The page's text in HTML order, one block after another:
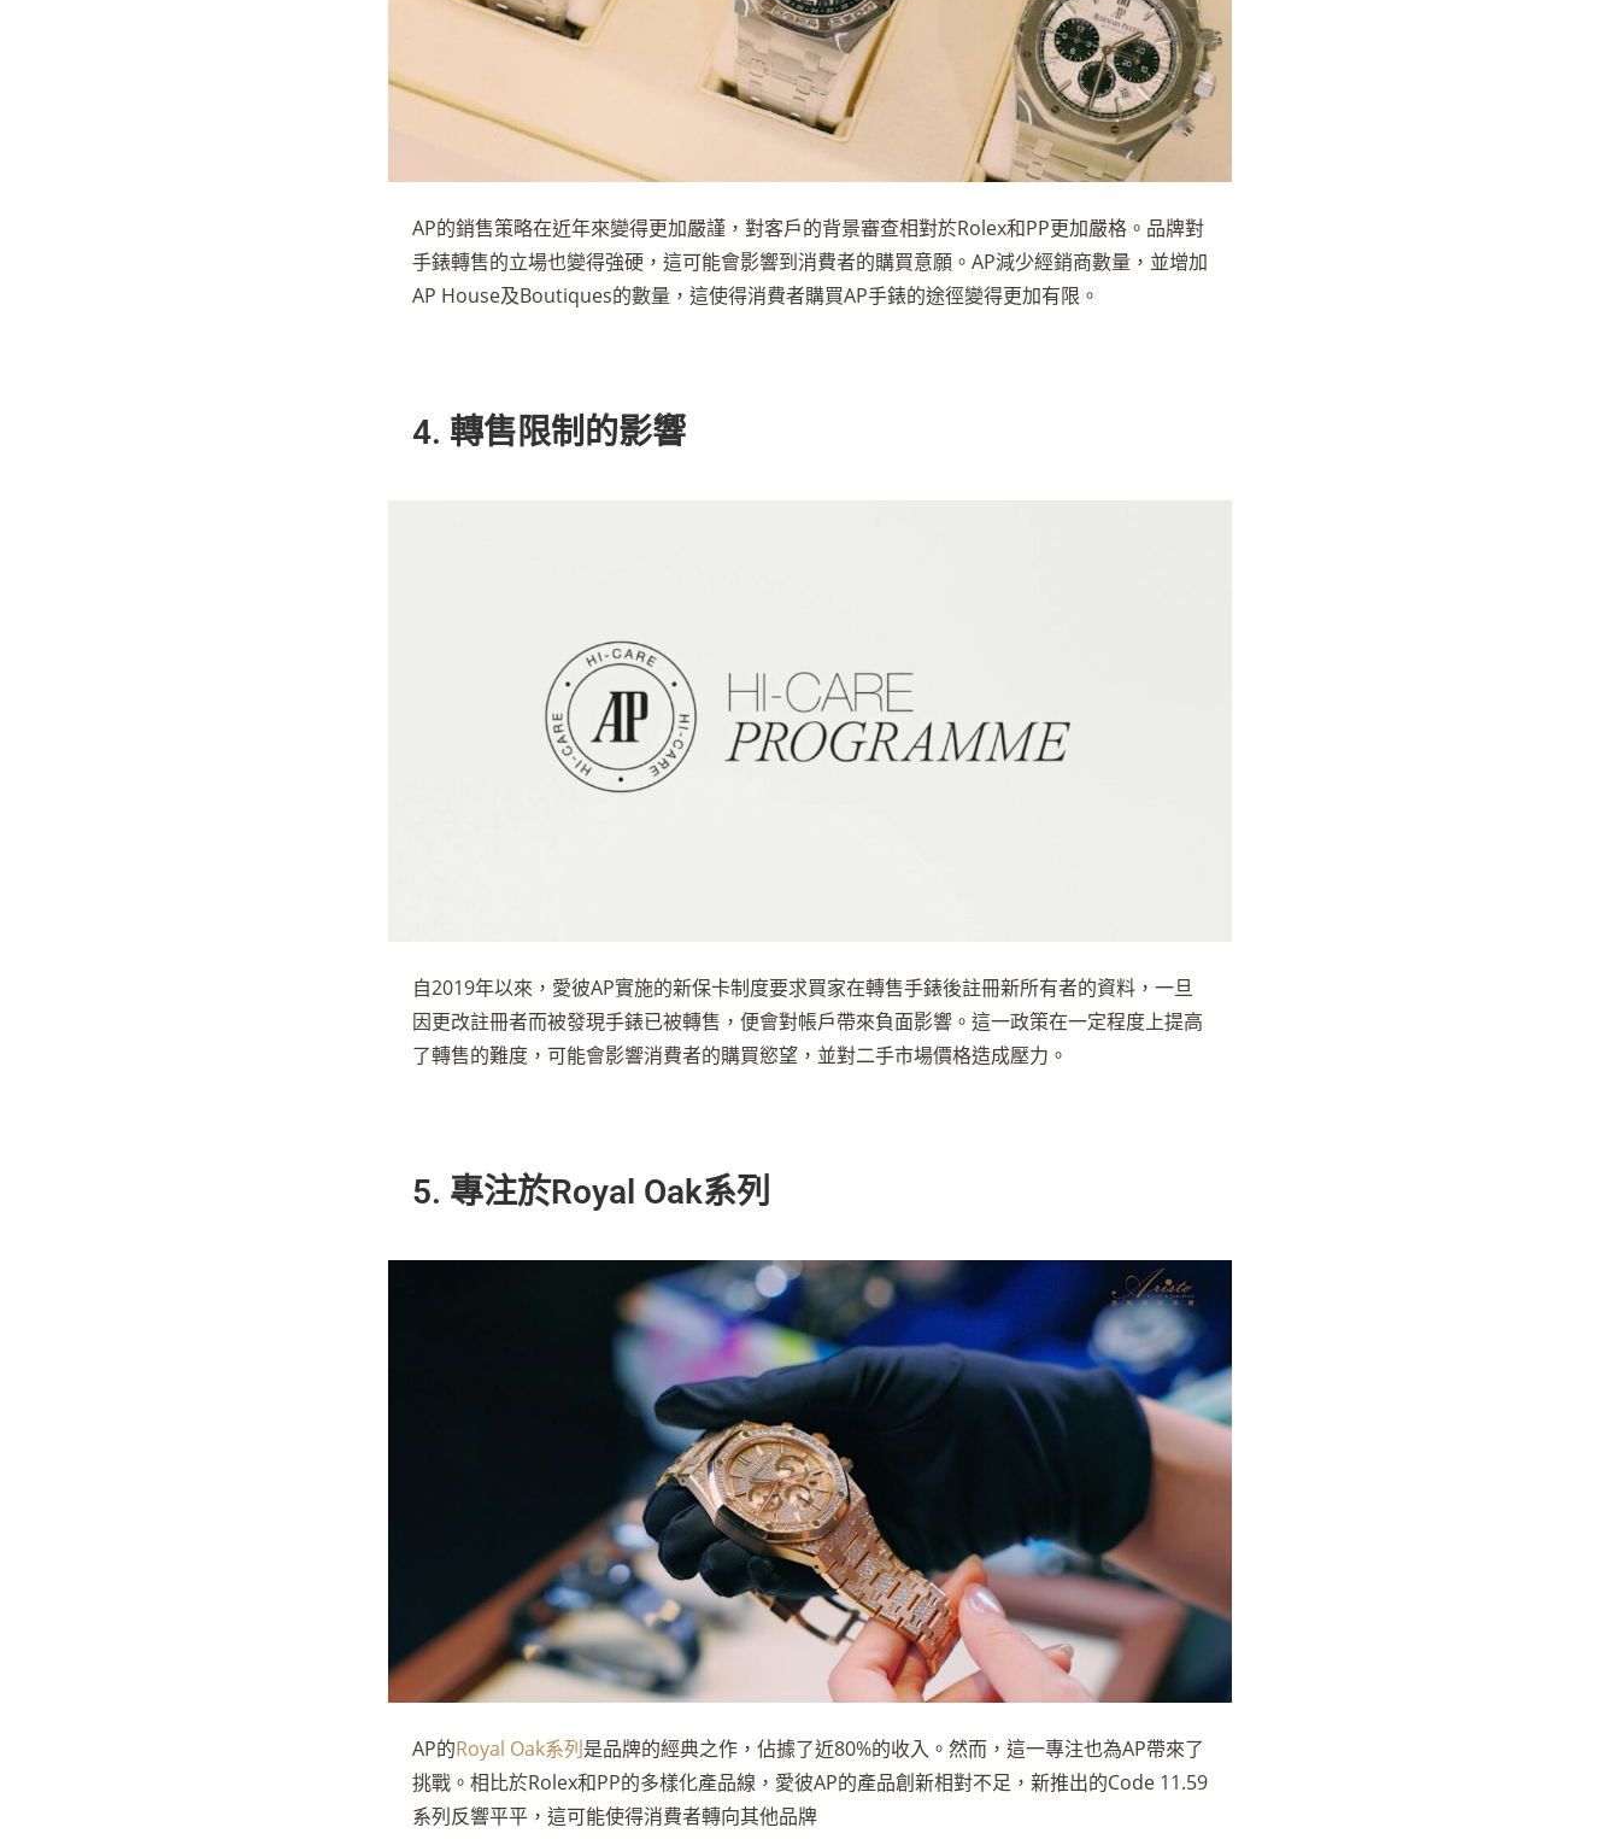
AP的銷售策略在近年來變得更加嚴謹，對客戶的背景審查相對於Rolex和PP更加嚴格。品牌對
手錶轉售的立場也變得強硬，這可能會影響到消費者的購買意願。AP減少經銷商數量，並增加
AP House及Boutiques的數量，這使得消費者購買AP手錶的途徑變得更加有限。
4. 轉售限制的影響
自2019年以來，愛彼AP實施的新保卡制度要求買家在轉售手錶後註冊新所有者的資料，一旦
因更改註冊者而被發現手錶已被轉售，便會對帳戶帶來負面影響。這一政策在一定程度上提高
了轉售的難度，可能會影響消費者的購買慾望，並對二手市場價格造成壓力。
5. 專注於Royal Oak系列
AP的Royal Oak系列是品牌的經典之作，佔據了近80%的收入。然而，這一專注也為AP帶來了
挑戰。相比於Rolex和PP的多樣化產品線，愛彼AP的產品創新相對不足，新推出的Code 11.59
系列反響平平，這可能使得消費者轉向其他品牌